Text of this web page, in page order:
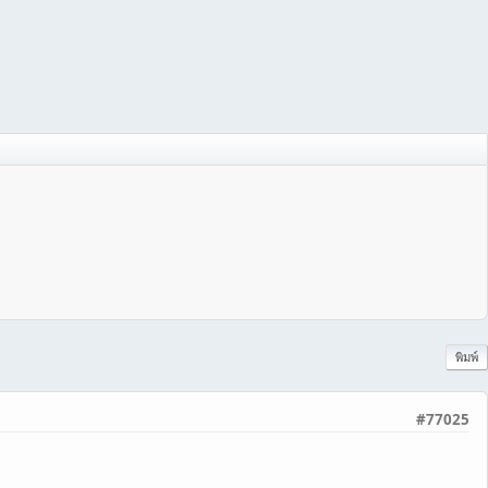
พิมพ์
#77025